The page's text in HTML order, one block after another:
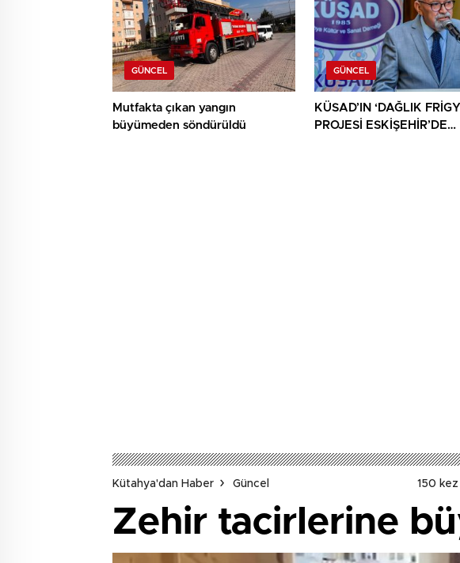
GÜNCEL
Mutfakta çıkan yangın
büyümeden söndürüldü
GÜNCEL
KÜSAD’IN ‘DAĞLIK
PROJESİ ESKİŞEHİR’DE
Kütahya'dan Haber Güncel 150
Zehir tacirlerine